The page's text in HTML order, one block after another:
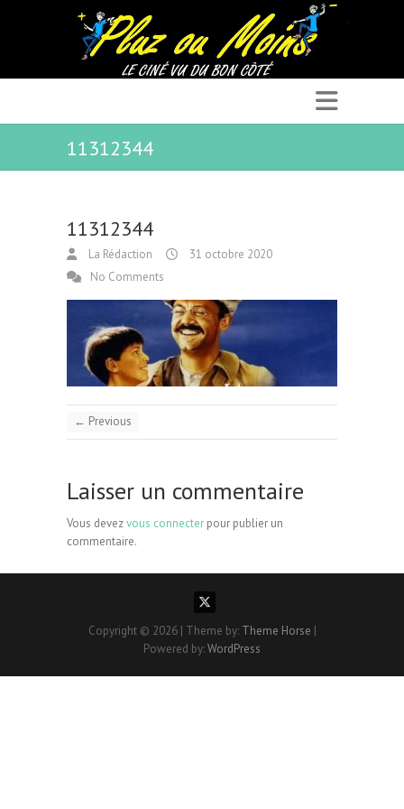
11312344
11312344
La Rédaction
31 octobre 2020
No Comments
← Previous
Laisser un commentaire
Vous devezvous connecter pour publier un
commentaire.
Copyright © 2026 | Theme by: Theme Horse |
Powered by:WordPress